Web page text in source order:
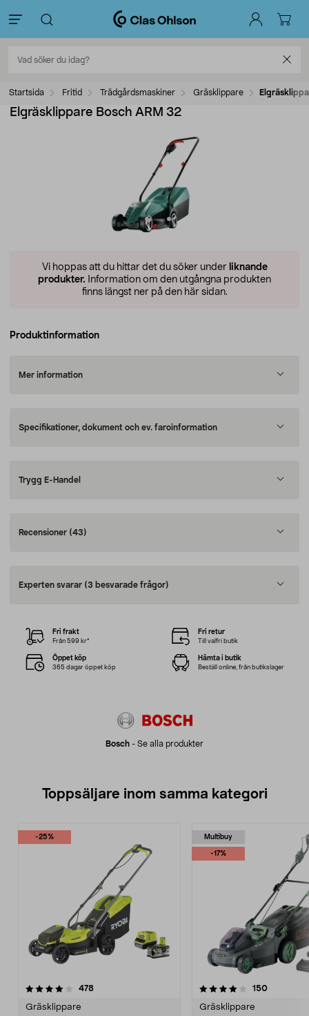
Startsida Fritid Trädgårdsmaskiner Gräsklippare
Elgräsklippare Bosch ARM 32
Vi hoppas att du hittar det du söker under liknande
produkter. Information om den utgångna produkten
finns längst ner på den här sidan.
Produktinformation
Mer information
Specifikationer, dokument och ev. faroinformation
Trygg E-Handel
Recensioner (43)
Experten svarar (3 besvarade frågor)
Bosch - Se alla produkter
Fri frakt
Från 599 kr*
Fri retur
Till valfri butik
Öppet köp
365 dagar öppet köp
Hämta i butik
Beställ online, från butikslager
Toppsäljare inom samma kategori
-25%
478recensioner
Gräsklippare
Multibuy
-17%
4.0 av 5 stjärnor 150
Gräsklippare
4.5 av 5 stjärnor